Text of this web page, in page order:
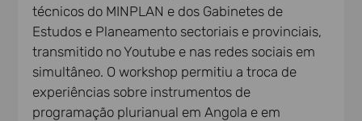
técnicos do MINPLAN e dos Gabinetes de
Estudos e Planeamento sectoriais e provinciais,
transmitido no Youtube e nas redes sociais em
simultâneo. O workshop permitiu a troca de
experiências sobre instrumentos de
programação plurianual em Angola e em